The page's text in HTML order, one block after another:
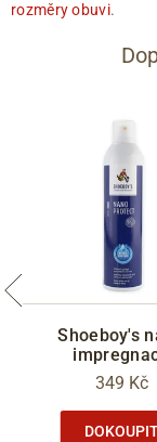
rozměry obuvi.
Shoeboy's
349 Kč